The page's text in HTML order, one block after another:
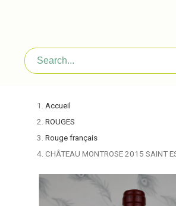
Accueil
ROUGES
Rouge français
CHÂTEAU MONTROSE 2015 SAINT